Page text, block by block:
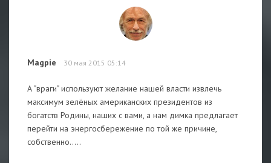
Magpie 30 мая 2015 05:14
А "враги" используют желание нашей власти извлечь
максимум зелёных американских президентов из
богатств Родины, наших с вами, а нам димка предлагает
перейти на энергосбережение по той же причине,
собственно.....